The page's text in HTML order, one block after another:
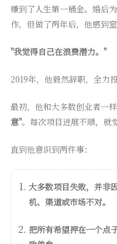
赚到了人生第一桶金。婚后
作，但做了两年后，他感到窒
"我觉得自己在浪费潜力。"
2019年，他毅然辞职，全力
最初，他和大多数创业者一样
意"。每次项目进展不顺，就
直到他意识到两件事：
大多数项目失败，并非
机、渠道或市场不对。
把所有希望押在一个点